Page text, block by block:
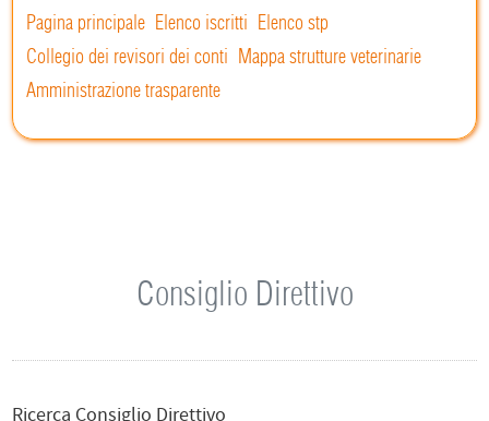
Pagina principale Elenco iscritti Elenco stp
Collegio dei revisori dei conti Mappa strutture veterinarie
Amministrazione trasparente
Consiglio Direttivo
Ricerca Consiglio Direttivo